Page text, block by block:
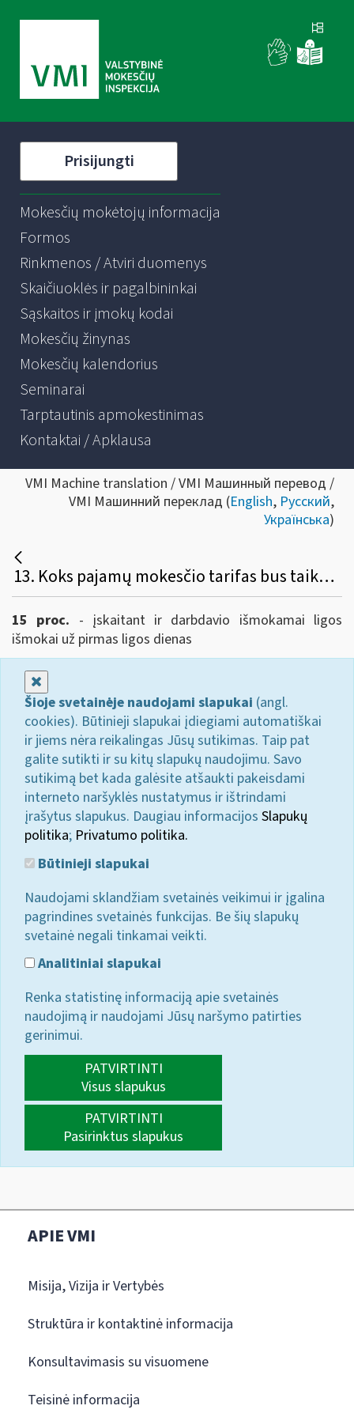
Prisijungti
Mokesčių mokėtojų informacija
Formos
Rinkmenos / Atviri duomenys
Skaičiuoklės ir pagalbininkai
Sąskaitos ir įmokų kodai
Mokesčių žinynas
Mokesčių kalendorius
Seminarai
Tarptautinis apmokestinimas
Kontaktai / Apklausa
VMI Machine translation / VMI Машинный перевод /
VMI Машинний переклад (English, Русский,
Українська)
13. Koks pajamų mokesčio tarifas bus taikomas ligos, motinystės, tėvystės, vaiko priežiūros ir ilgalaikio darbo išmokoms?
15 proc. - įskaitant ir darbdavio išmokamai ligos
išmokai už pirmas ligos dienas
Šioje svetainėje naudojami slapukai (angl.
cookies). Būtinieji slapukai įdiegiami automatiškai
ir jiems nėra reikalingas Jūsų sutikimas. Taip pat
galite sutikti ir su kitų slapukų naudojimu. Savo
sutikimą bet kada galėsite atšaukti pakeisdami
interneto naršyklės nustatymus ir ištrindami
įrašytus slapukus. Daugiau informacijos Slapukų
politika; Privatumo politika.
Būtinieji slapukai
Naudojami sklandžiam svetainės veikimui ir įgalina
pagrindines svetainės funkcijas. Be šių slapukų
svetainė negali tinkamai veikti.
Analitiniai slapukai
Renka statistinę informaciją apie svetainės
naudojimą ir naudojami Jūsų naršymo patirties
gerinimui.
PATVIRTINTI
Visus slapukus
PATVIRTINTI
Pasirinktus slapukus
APIE VMI
Misija, Vizija ir Vertybės
Struktūra ir kontaktinė informacija
Konsultavimasis su visuomene
Teisinė informacija